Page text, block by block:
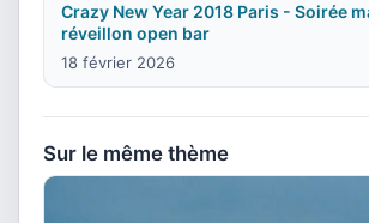
Crazy New Year 2018 Paris - Soirée
réveillon open bar
18 février 2026
Sur le même thème